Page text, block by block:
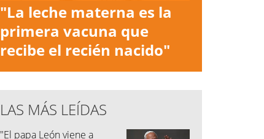
"La leche materna es la
primera vacuna que
recibe el recién nacido"
LAS MÁS LEÍDAS
"El papa León viene a